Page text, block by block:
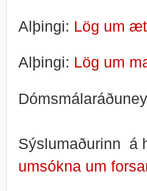
Alþingi: Lög um
Alþingi: Lög um
Sýslumaðurinn á
umsókna um